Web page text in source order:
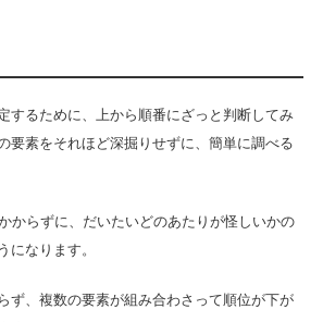
するために、上から順番にざっと判断してみ
要素をそれほど深掘りせずに、簡単に調べる
からずに、だいたいどのあたりが怪しいかの
になります。
ず、複数の要素が組み合わさって順位が下が